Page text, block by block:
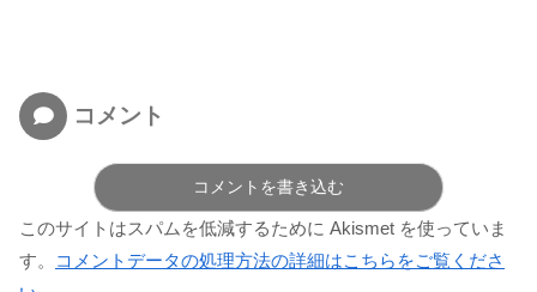
コメント
コメントを書き込む
このサイトはスパムを低減するために Akismet を使っていま
す。
コメントデータの処理方法の詳細はこちらをご覧くださ